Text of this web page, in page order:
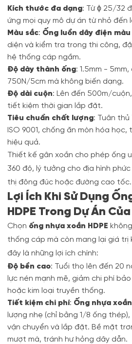
Kích thước đa dạng: Từ ϕ 25/32
ứng mọi quy mô dự án từ nhỏ đến
Màu sắc: Ống luồn dây điện màu
diện và kiểm tra trong thi công,
hệ thống cáp ngầm.
Độ dày thành ống: 1.5mm -
750N/5cm mà không biến dạng.
Độ dài cuộn: Lên đến 500m/
tiết kiệm thời gian lắp đặt.
Tiêu chuẩn chất lượng: Tuân thủ
ISO 9001, chống ăn mòn hóa học,
hiệu quả.
Thiết kế gân xoắn cho phép ống
360 độ, lý tưởng cho địa hình
thị đông đúc hoặc đường cao tốc.
Lợi Ích Khi Sử Dụng
HDPE Trong Dự Án
Chọn ống nhựa xoắn HDPE
thống cáp mà còn mang lại giá trị
đây là những lợi ích chính:
Độ bền cao: Tuổi thọ lên đến 20
lực nén mạnh mẽ, giảm chi phí
hoặc kim loại truyền thống.
Tiết kiệm chi phí: Ống nhựa
lượng nhẹ (chỉ bằng 1/8 ống
vận chuyển và lắp đặt. Bề mặt
mượt mà, tránh hư hỏng dây dẫn.